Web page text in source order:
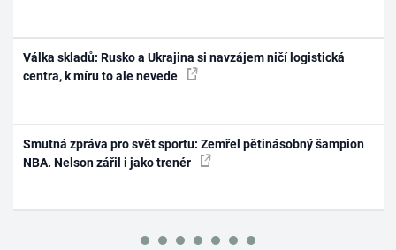
Válka skladů: Rusko a Ukrajina si navzájem ničí logistická
centra, k míru to ale nevede
Smutná zpráva pro svět sportu: Zemřel pětinásobný šampion
NBA. Nelson zářil i jako trenér